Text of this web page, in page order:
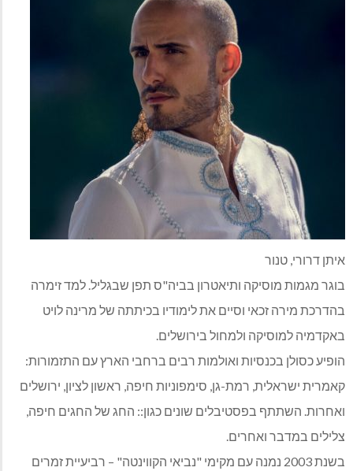
איתן דרורי, טנור
בוגר מגמות מוסיקה ותיאטרון בביה"ס תפן שבגליל. למד זימרה
בהדרכת מירה זכאי וסיים את לימודיו בכיתתה של מרינה לויט
באקדמיה למוסיקה ולמחול בירושלים.
הופיע כסולן בכנסיות ואולמות רבים ברחבי הארץ עם התזמורות:
קאמרית ישראלית, רמת-גן, סימפוניות חיפה, ראשון לציון, ירושלים
ואחרות. השתתף בפסטיבלים שונים כגון:: החג של החגים חיפה,
צלילים במדבר ואחרים.
בשנת 2003 נמנה עם מקימי "נביאי הקווינטה" – רביעיית זמרים